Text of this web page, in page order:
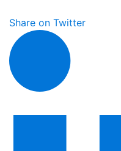
Share on Twitter